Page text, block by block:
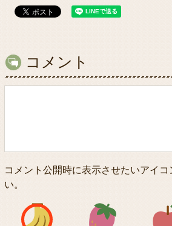
コメント
コメント公開時に表示させたいアイコ
い。
アイコン1 アイコン2